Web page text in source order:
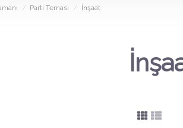
Parti Teması İnşaat